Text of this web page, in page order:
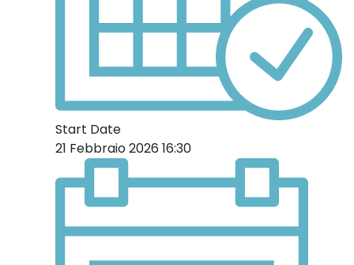
Start Date
21 Febbraio 2026 16:30